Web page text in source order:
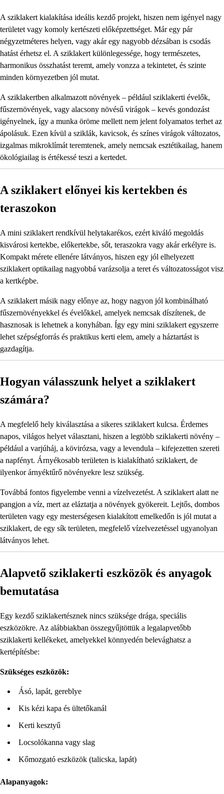
A sziklakert kialakítása ideális kezdő projekt, hiszen nem igényel nagy
területet vagy komoly kertészeti előképzettséget. Már egy pár
négyzetméteres helyen, vagy akár egy nagyobb dézsában is csodás
hatást érhetsz el. A sziklakert különlegessége, hogy természetes,
harmonikus összhatást teremt, amely vonzza a tekintetet, és szinte
minden környezetben jól mutat.
A sziklakertben alkalmazott növények – például sziklakerti évelők,
fűszernövények, vagy alacsony növésű virágok – kevés gondozást
igényelnek, így a munka öröme mellett nem jelent folyamatos terhet az
ápolásuk. Ezen kívül a sziklák, kavicsok, és színes virágok változatos,
izgalmas mikroklímát teremtenek, amely nemcsak esztétikailag, hanem
ökológiailag is értékessé teszi a kertedet.
A sziklakert előnyei kis kertekben és
teraszokon
A mini sziklakert rendkívül helytakarékos, ezért kiváló megoldás
kisvárosi kertekbe, előkertekbe, sőt, teraszokra vagy akár erkélyre is.
Kompakt mérete ellenére látványos, hiszen egy jól elhelyezett
sziklakert optikailag nagyobbá varázsolja a teret és változatosságot visz
a kertképbe.
A sziklakert másik nagy előnye az, hogy nagyon jól kombinálható
fűszernövényekkel és évelőkkel, amelyek nemcsak díszítenek, de
hasznosak is lehetnek a konyhában. Így egy mini sziklakert egyszerre
lehet szépségforrás és praktikus kerti elem, amely a háztartást is
gazdagítja.
Hogyan válasszunk helyet a sziklakert
számára?
A megfelelő hely kiválasztása a sikeres sziklakert kulcsa. Érdemes
napos, világos helyet választani, hiszen a legtöbb sziklakerti növény –
például a varjúháj, a kövirózsa, vagy a levendula – kifejezetten szereti
a napfényt. Árnyékosabb területen is kialakítható sziklakert, de
ilyenkor árnyéktűrő növényekre lesz szükség.
Továbbá fontos figyelembe venni a vízelvezetést. A sziklakert alatt ne
pangjon a víz, mert az eláztatja a növények gyökereit. Lejtős, dombos
területen vagy egy mesterségesen kialakított emelkedőn is jól mutat a
sziklakert, de egy sík területen, megfelelő vízelvezetéssel ugyanolyan
látványos lehet.
Alapvető sziklakerti eszközök és anyagok
bemutatása
Egy kezdő sziklakertésznek nincs szüksége drága, speciális
eszközökre. Az alábbiakban összegyűjtöttük a legalapvetőbb
sziklakerti kellékeket, amelyekkel könnyedén belevághatsz a
kertépítésbe:
Szükséges eszközök:
Ásó, lapát, gereblye
Kis kézi kapa és ültetőkanál
Kerti kesztyű
Locsolókanna vagy slag
Kőmozgató eszközök (talicska, lapát)
Alapanyagok: